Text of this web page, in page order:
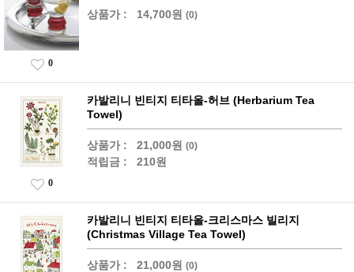
상품가 : 14,700원 (0)
0
카발리니 빈티지 티타올-허브 (Herbarium Tea
Towel)
상품가 : 21,000원 (0)
적립금 : 210원
0
카발리니 빈티지 티타올-크리스마스 빌리지
(Christmas Village Tea Towel)
상품가 : 21,000원 (0)